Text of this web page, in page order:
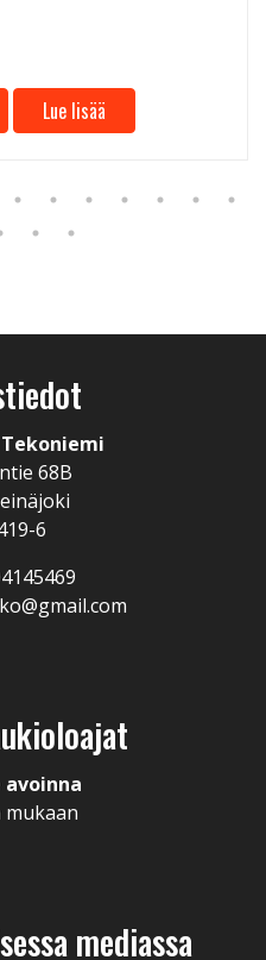
Lue lisää
68B
6
avoinna
mukaan
mediassa